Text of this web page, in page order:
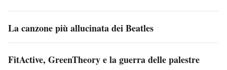
La canzone più allucinata dei Beatles
FitActive, GreenTheory e la guerra delle palestre